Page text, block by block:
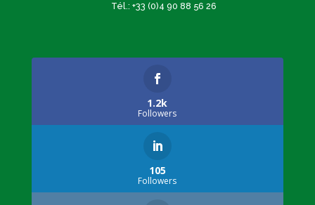
Tél.: +33 (0)4 90 88 56 26
1.2k
Followers
105
Followers